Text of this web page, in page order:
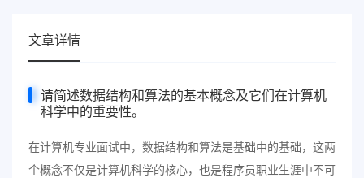
文章详情
请简述数据结构和算法的基本概念及它们在计算机
科学中的重要性。
在计算机专业面试中，数据结构和算法是基础中的基础，这两
个概念不仅是计算机科学的核心，也是程序员职业生涯中不可